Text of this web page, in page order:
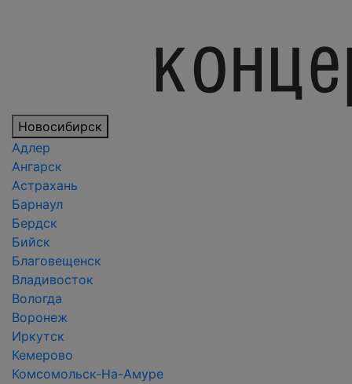
Новосибирск
Адлер
Ангарск
Астрахань
Барнаул
Бердск
Бийск
Благовещенск
Владивосток
Вологда
Воронеж
Иркутск
Кемерово
Комсомольск-На-Амуре